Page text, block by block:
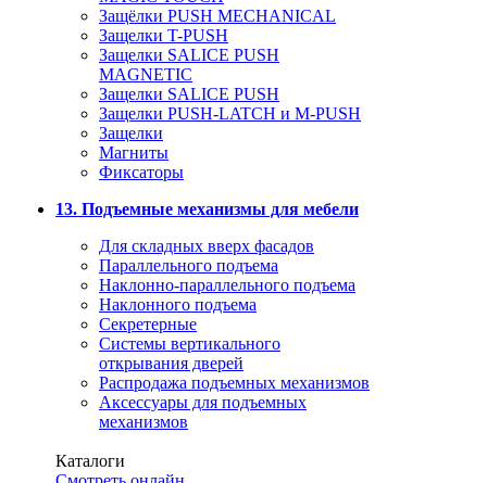
Защёлки PUSH MECHANICAL
Защелки T-PUSH
Защелки SALICE PUSH
MAGNETIC
Защелки SALICE PUSH
Защелки PUSH-LATCH и M-PUSH
Защелки
Магниты
Фиксаторы
13. Подъемные механизмы для мебели
Для складных вверх фасадов
Параллельного подъема
Наклонно-параллельного подъема
Наклонного подъема
Секретерные
Системы вертикального
открывания дверей
Распродажа подъемных механизмов
Аксессуары для подъемных
механизмов
Каталоги